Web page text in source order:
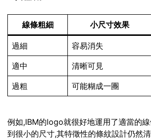
線條粗細 小尺寸效果
過細 容易消失
適中 清晰可見
過粗 可能糊成一團
例如,IBM的logo就很好地運用了適當的
到很小的尺寸,其特徵性的條紋設計仍然